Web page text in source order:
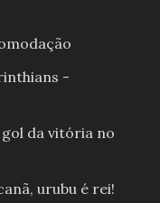
-
da vitória no
urubu é rei!